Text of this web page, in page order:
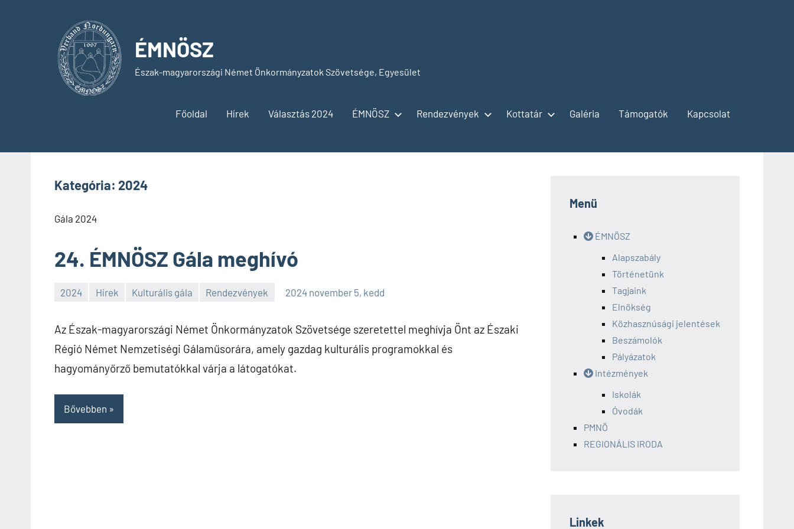
ÉMNÖSZ
Észak-magyarországi Német Önkormányzatok Szövetsége, Egyesület
Főoldal Hírek Választás 2024 ÉMNÖSZ Rendezvények Kottatár Galéria Támogatók Kapcsolat
Kategória: 2024
Gála 2024
24. ÉMNÖSZ Gála meghívó
2024 Hírek Kulturális gála Rendezvények 2024 november 5, kedd
Az Észak-magyarországi Német Önkormányzatok Szövetsége szeretettel meghívja Önt az Északi
Régió Német Nemzetiségi Gálaműsorára, amely gazdag kulturális programokkal és
hagyományőrző bemutatókkal várja a látogatókat.
Bővebben
Menü
ÉMNÖSZ
Alapszabály
Történetünk
Tagjaink
Elnökség
Közhasznúsági jelentések
Beszámolók
Pályázatok
Intézmények
Iskolák
Óvodák
PMNÖ
REGIONÁLIS IRODA
Linkek